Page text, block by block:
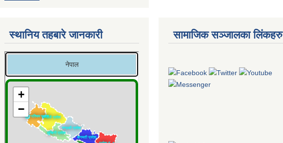
स्थानिय तहबारे जानकारी सामाजिक सञ्जालका लिंकहरु